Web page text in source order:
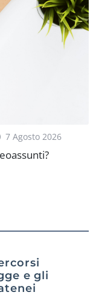
7 Agosto 2026
e gli